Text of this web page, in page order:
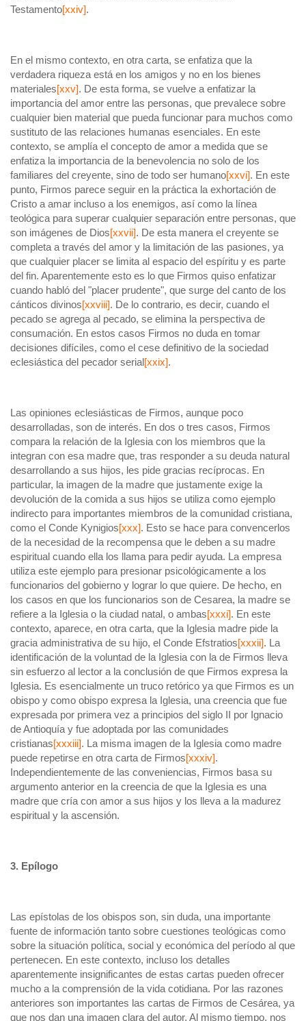
Testamento[xxiv].
En el mismo contexto, en otra carta, se enfatiza que la
verdadera riqueza está en los amigos y no en los bienes
materiales[xxv]. De esta forma, se vuelve a enfatizar la
importancia del amor entre las personas, que prevalece sobre
cualquier bien material que pueda funcionar para muchos como
sustituto de las relaciones humanas esenciales. En este
contexto, se amplía el concepto de amor a medida que se
enfatiza la importancia de la benevolencia no solo de los
familiares del creyente, sino de todo ser humano[xxvi]. En este
punto, Firmos parece seguir en la práctica la exhortación de
Cristo a amar incluso a los enemigos, así como la línea
teológica para superar cualquier separación entre personas, que
son imágenes de Dios[xxvii]. De esta manera el creyente se
completa a través del amor y la limitación de las pasiones, ya
que cualquier placer se limita al espacio del espíritu y es parte
del fin. Aparentemente esto es lo que Firmos quiso enfatizar
cuando habló del "placer prudente", que surge del canto de los
cánticos divinos[xxviii]. De lo contrario, es decir, cuando el
pecado se agrega al pecado, se elimina la perspectiva de
consumación. En estos casos Firmos no duda en tomar
decisiones difíciles, como el cese definitivo de la sociedad
eclesiástica del pecador serial [xxix].
Las opiniones eclesiásticas de Firmos, aunque poco
desarrolladas, son de interés. En dos o tres casos, Firmos
compara la relación de la Iglesia con los miembros que la
integran con esa madre que, tras responder a su deuda natural
desarrollando a sus hijos, les pide gracias recíprocas. En
particular, la imagen de la madre que justamente exige la
devolución de la comida a sus hijos se utiliza como ejemplo
indirecto para importantes miembros de la comunidad cristiana,
como el Conde Kynigios[xxx]. Esto se hace para convencerlos
de la necesidad de la recompensa que le deben a su madre
espiritual cuando ella los llama para pedir ayuda. La empresa
utiliza este ejemplo para presionar psicológicamente a los
funcionarios del gobierno y lograr lo que quiere. De hecho, en
los casos en que los funcionarios son de Cesarea, la madre se
refiere a la Iglesia o la ciudad natal, o ambas[xxxi]. En este
contexto, aparece, en otra carta, que la Iglesia madre pide la
gracia administrativa de su hijo, el Conde Efstratios[xxxii]. La
identificación de la voluntad de la Iglesia con la de Firmos lleva
sin esfuerzo al lector a la conclusión de que Firmos expresa la
Iglesia. Es esencialmente un truco retórico ya que Firmos es un
obispo y como obispo expresa la Iglesia, una creencia que fue
expresada por primera vez a principios del siglo II por Ignacio
de Antioquía y fue adoptada por las comunidades
cristianas[xxxiii]. La misma imagen de la Iglesia como madre
puede repetirse en otra carta de Firmos[xxxiv].
Independientemente de las conveniencias, Firmos basa su
argumento anterior en la creencia de que la Iglesia es una
madre que cría con amor a sus hijos y los lleva a la madurez
espiritual y la ascensión.
3. Epílogo
Las epístolas de los obispos son, sin duda, una importante
fuente de información tanto sobre cuestiones teológicas como
sobre la situación política, social y económica del período al que
pertenecen. En este contexto, incluso los detalles
aparentemente insignificantes de estas cartas pueden ofrecer
mucho a la comprensión de la vida cotidiana. Por las razones
anteriores son importantes las cartas de Firmos de Cesárea, ya
que nos dan una imagen clara del autor. Al mismo tiempo, nos